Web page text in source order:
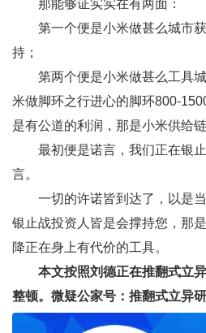
那能够证实实在有两面：
第一个便是小米做甚么城市
持；
第两个便是小米做甚么工具
米做脚环之行进心的脚环800-
是有公道的利润，那是小米供给链
最初便是诺言，我们正在银
言。
一切的许诺皆到达了，以是
银止战投资人皆是会撑持您，那
降正在身上有代价的工具。
本文按照刘德正在推翻式立
整顿。微疑公家号：推翻式立异